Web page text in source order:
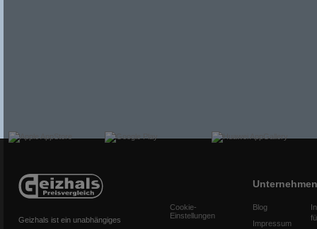
Geizhals ist ein unabhängiges
Cookie-
Einstellungen
Unternehmen
Blog
Impressum